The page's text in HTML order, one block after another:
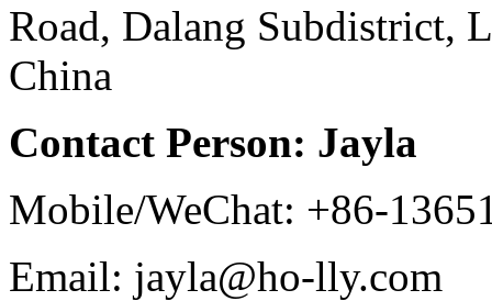
Road, Dalang Subdistrict,
China
Contact Person: Jayla
Mobile/WeChat: +86-
Email: jayla@ho-lly.com